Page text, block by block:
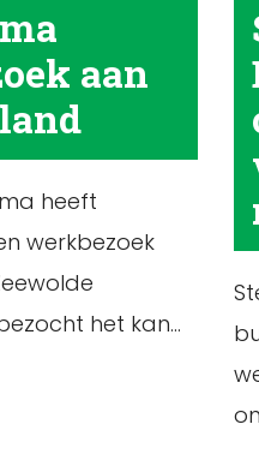
aan
heeft
werkbezoek
het kan...